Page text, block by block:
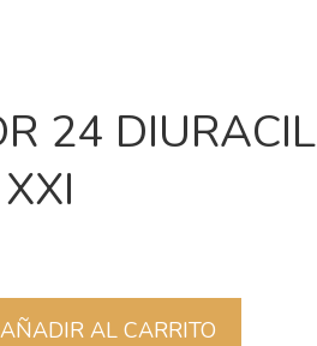
24 DIURACIL
AÑADIR AL CARRITO